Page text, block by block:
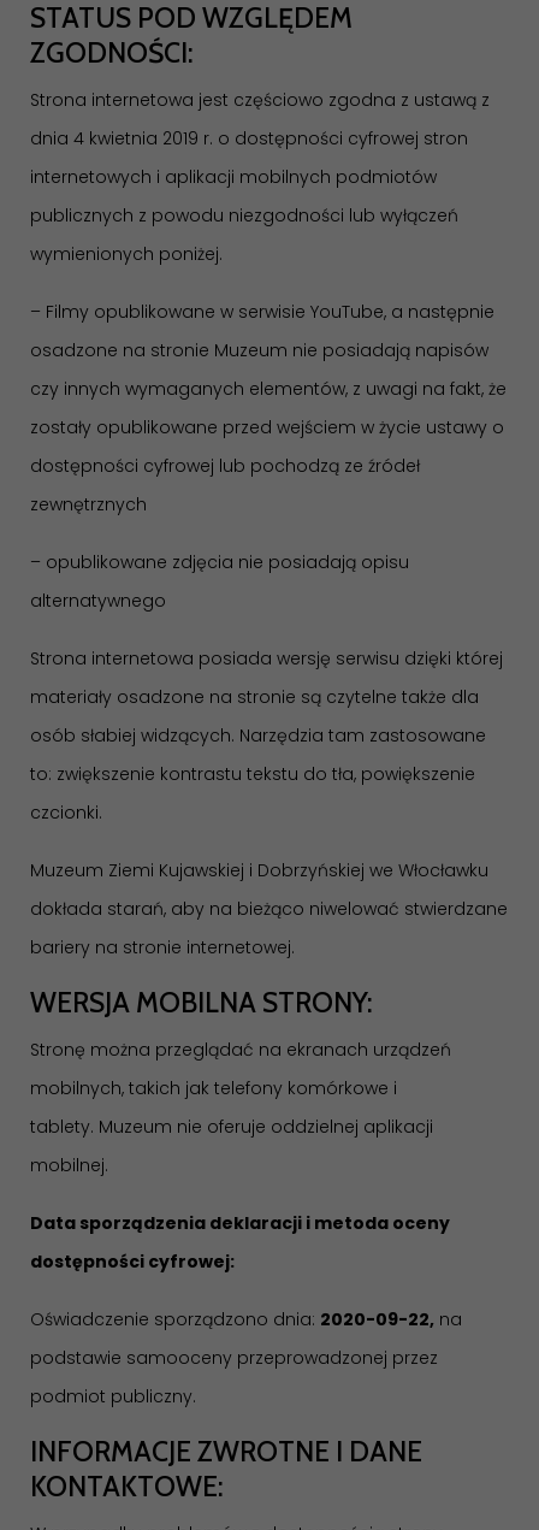
STATUS POD WZGLĘDEM
ZGODNOŚCI:
Strona internetowa jest częściowo zgodna z ustawą z
dnia 4 kwietnia 2019 r. o dostępności cyfrowej stron
internetowych i aplikacji mobilnych podmiotów
publicznych z powodu niezgodności lub wyłączeń
wymienionych poniżej.
– Filmy opublikowane w serwisie YouTube, a następnie
osadzone na stronie Muzeum nie posiadają napisów
czy innych wymaganych elementów, z uwagi na fakt, że
zostały opublikowane przed wejściem w życie ustawy o
dostępności cyfrowej lub pochodzą ze źródeł
zewnętrznych
– opublikowane zdjęcia nie posiadają opisu
alternatywnego
Strona internetowa posiada wersję serwisu dzięki której
materiały osadzone na stronie są czytelne także dla
osób słabiej widzących. Narzędzia tam zastosowane
to: zwiększenie kontrastu tekstu do tła, powiększenie
czcionki.
Muzeum Ziemi Kujawskiej i Dobrzyńskiej we Włocławku
dokłada starań, aby na bieżąco niwelować stwierdzane
bariery na stronie internetowej.
WERSJA MOBILNA STRONY:
Stronę można przeglądać na ekranach urządzeń
mobilnych, takich jak telefony komórkowe i
tablety. Muzeum nie oferuje oddzielnej aplikacji
mobilnej.
Data sporządzenia deklaracji i metoda oceny
dostępności cyfrowej:
Oświadczenie sporządzono dnia: 2020-09-22, na
podstawie samooceny przeprowadzonej przez
podmiot publiczny.
INFORMACJE ZWROTNE I DANE
KONTAKTOWE: